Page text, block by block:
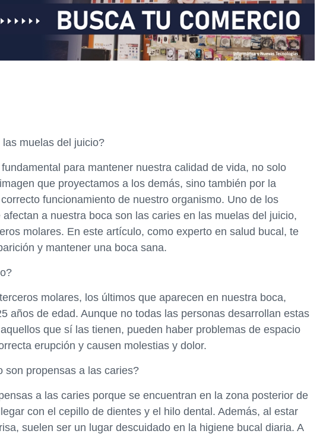
muelas del juicio?
para mantener nuestra calidad de vida, no solo
que proyectamos a los demás, sino también por la
funcionamiento de nuestro organismo. Uno de los
a nuestra boca son las caries en las muelas del juicio,
molares. En este artículo, como experto en salud bucal, te
y mantener una boca sana.
molares, los últimos que aparecen en nuestra boca,
años de edad. Aunque no todas las personas desarrollan estas
que sí las tienen, pueden haber problemas de espacio
erupción y causen molestias y dolor.
son propensas a las caries?
a las caries porque se encuentran en la zona posterior de
con el cepillo de dientes y el hilo dental. Además, al estar
suelen ser un lugar descuidado en la higiene bucal diaria. A